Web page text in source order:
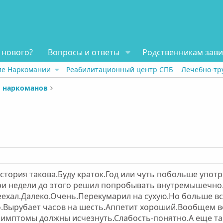
Вопросы и ответы Родственникам
Наркомании Реабилитационный центр СПБ Лечебно-
наркоманов
такова.Буду краток.Год или чуть побольше
недели до этого решил попробывать
на сухую.Но больше
часов на шесть.Аппетит хороший.Вообщем
должны исчезнуть.Слабость-понятно.А еще